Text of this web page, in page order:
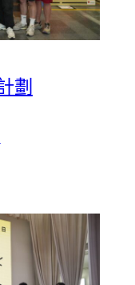
劃